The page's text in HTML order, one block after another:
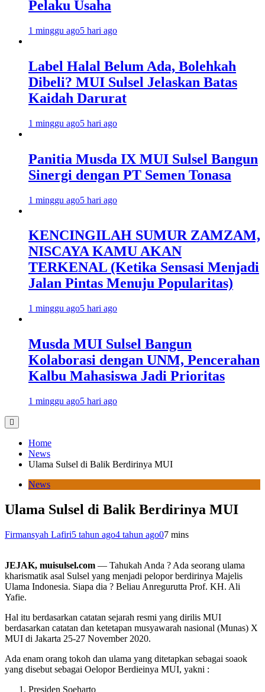
Pelaku Usaha
1 minggu ago5 hari ago
Label Halal Belum Ada, Bolehkah
Dibeli? MUI Sulsel Jelaskan Batas
Kaidah Darurat
1 minggu ago5 hari ago
Panitia Musda IX MUI Sulsel Bangun
Sinergi dengan PT Semen Tonasa
1 minggu ago5 hari ago
KENCINGILAH SUMUR ZAMZAM,
NISCAYA KAMU AKAN
TERKENAL (Ketika Sensasi Menjadi
Jalan Pintas Menuju Popularitas)
1 minggu ago5 hari ago
Musda MUI Sulsel Bangun
Kolaborasi dengan UNM, Pencerahan
Kalbu Mahasiswa Jadi Prioritas
1 minggu ago5 hari ago
Home
News
Ulama Sulsel di Balik Berdirinya MUI
News
Ulama Sulsel di Balik Berdirinya MUI
Firmansyah Lafiri5 tahun ago4 tahun ago07 mins
JEJAK, muisulsel.com — Tahukah Anda ? Ada seorang ulama
kharismatik asal Sulsel yang menjadi pelopor berdirinya Majelis
Ulama Indonesia. Siapa dia ? Beliau Anregurutta Prof. KH. Ali
Yafie.
Hal itu berdasarkan catatan sejarah resmi yang dirilis MUI
berdasarkan catatan dan ketetapan musyawarah nasional (Munas) X
MUI di Jakarta 25-27 November 2020.
Ada enam orang tokoh dan ulama yang ditetapkan sebagai soaok
yang disebut sebagai Oelopor Berdieinya MUI, yakni :
Presiden Soeharto